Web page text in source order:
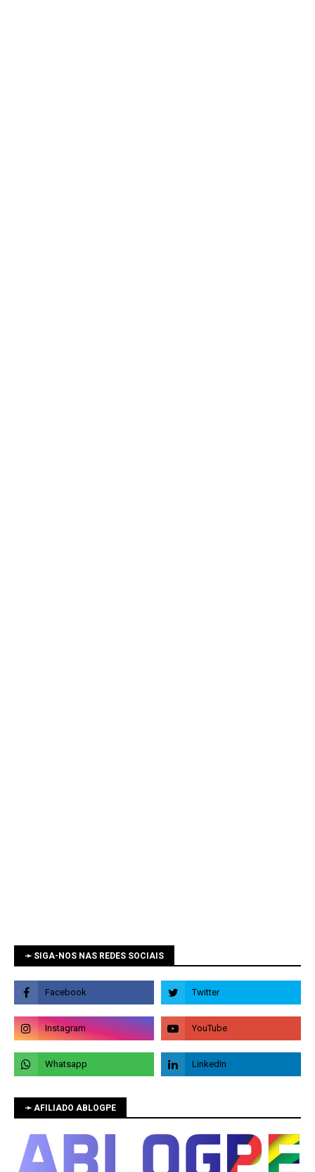
➛ SIGA-NOS NAS REDES SOCIAIS
➛ AFILIADO ABLOGPE